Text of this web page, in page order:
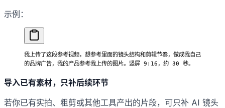
示例：
我上传了这段参考视频，想参考里面的镜头结构和剪辑节奏，做成我自己
的品牌广告，我的产品参考我上传的图片。竖屏 9:16，约 30 秒。
导入已有素材，只补后续环节
若你已有实拍、粗剪或其他工具产出的片段，可只补 AI 镜头